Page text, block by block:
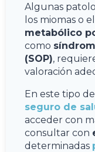
Algunas
los miomas o el
metabólico
como
(SOP),
valoración
En este tipo
seguro de
acceder con
consultar con
determinadas